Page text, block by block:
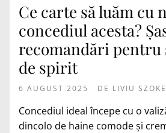
Ce carte să luăm cu
concediul acesta?
recomandări pentru
de spirit
6 AUGUST 2025 DE LIVIU SZOKE
Concediul ideal începe cu o
dincolo de haine comode și